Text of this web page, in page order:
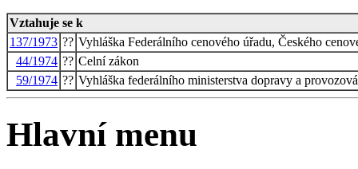
Vztahuje se k
137/1973 ?? Vyhláška Federálního cenového úřadu, Českého
44/1974 ?? Celní zákon
59/1974 ?? Vyhláška federálního ministerstva dopravy a
Hlavní menu